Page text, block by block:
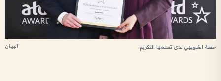
البيان حصة الشويهي لدى تسلمها التكريم